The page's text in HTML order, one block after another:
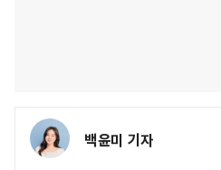
백윤미 기자